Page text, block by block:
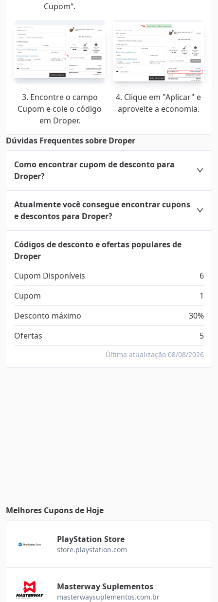
Cupom“.
3. Encontre o campo
Cupom e cole o código
em Droper.
4. Clique em "Aplicar" e
aproveite a economia.
Dúvidas Frequentes sobre Droper
Como encontrar cupom de desconto para
Droper?
Atualmente você consegue encontrar cupons
e descontos para Droper?
Códigos de desconto e ofertas populares de
Droper
Cupom Disponíveis
6
Cupom
1
Desconto máximo
30%
Ofertas
5
Última atualização 08/08/2026
Melhores Cupons de Hoje
PlayStation Store
store.playstation.com
Masterway Suplementos
masterwaysuplementos.com.br